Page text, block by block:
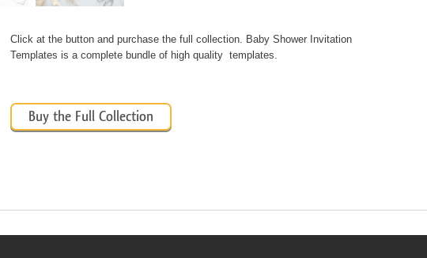
Click at the button and purchase the full collection. Baby Shower Invitation
Templates is a complete bundle of high quality templates.
Buy the Full Collection